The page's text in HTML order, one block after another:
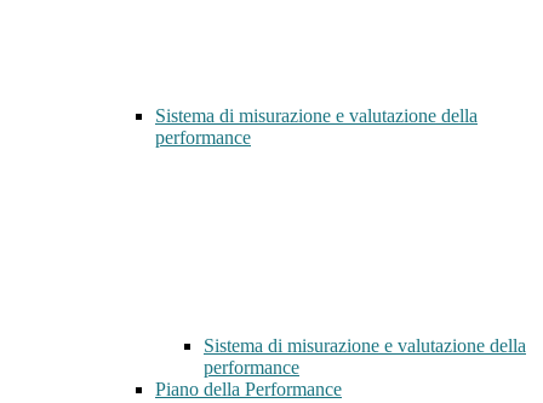
Sistema di misurazione e valutazione della
performance
Sistema di misurazione e valutazione della
performance
Piano della Performance